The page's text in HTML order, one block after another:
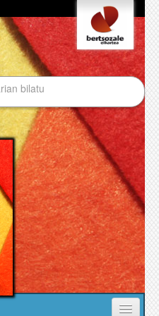
Tresna
pertsonalak
atarian